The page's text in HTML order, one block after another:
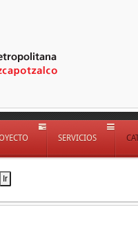
SERVICIOS